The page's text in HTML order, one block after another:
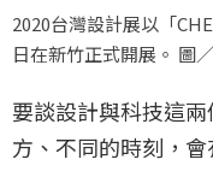
2020台灣設計展以「
日在新竹正式開展。 圖
要談設計與科技這
方、不同的時刻，